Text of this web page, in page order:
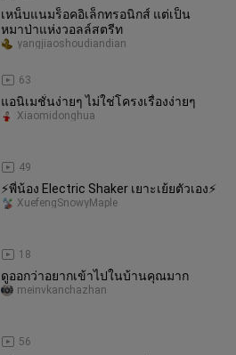
เหน็บแนมร็อคอิเล็กทรอนิกส์ แต่เป็น
หมาป่าแห่งวอลล์สตรีท
63
yangjiaoshoudiandian
แอนิเมชั่นง่ายๆ ไม่ใช่โครงเรื่องง่ายๆ
49
Xiaomidonghua
⚡️พี่น้อง Electric Shaker เยาะเย้ยตัวเอง⚡️
18
XuefengSnowyMaple
ดูออกว่าอยากเข้าไปในบ้านคุณมาก
56
meinvkanchazhan